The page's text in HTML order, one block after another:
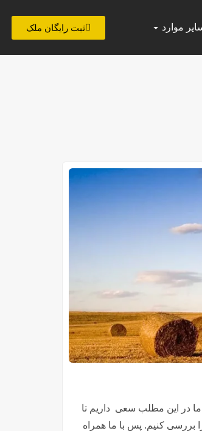
موارد ثبت رایگان ملک
در این مطلب سعی داریم تا
بررسی کنیم. پس با ما همراه